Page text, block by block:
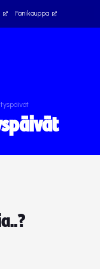
Fanikauppa